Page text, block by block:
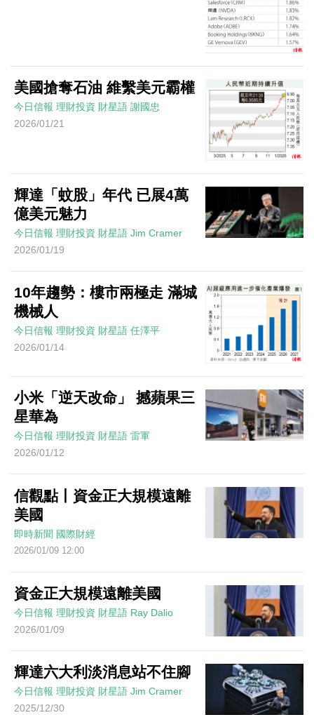
美國搶奪石油 維繫美元霸權
今日信報 理財投資 財星語 謝國忠
2026/01/21
輝達「蚊股」年代 已展4萬
億美元魅力
今日信報 理財投資 財星語 Jim Cramer
2026/01/19
10年趨勢：樓市兩極走 滿城
機械人
今日信報 理財投資 財星語 任澤平
2026/01/14
小米「逆天改命」 撼蘋果三
星華為
今日信報 理財投資 財星語 雷軍
2026/01/12
信觀點丨資金正大規模遠離
美國
即時新聞 國際財經
2026/01/09 12:00
資金正大規模遠離美國
今日信報 理財投資 財星語 Ray Dalio
2026/01/09
輝達六大利淡消息站不住腳
今日信報 理財投資 財星語 Jim Cramer
2025/12/30